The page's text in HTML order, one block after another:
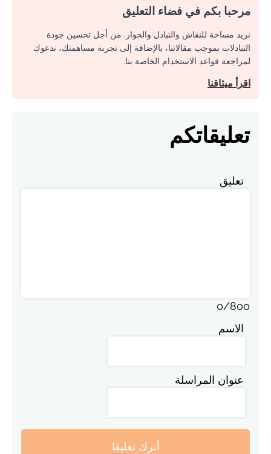
مرحبا بكم في فضاء التعليق
نريد مساحة للنقاش والتبادل والحوار. من أجل تحسين جودة
التبادلات بموجب مقالاتنا، بالإضافة إلى تجربة مساهمتك، ندعوك
لمراجعة قواعد الاستخدام الخاصة بنا.
اقرأ ميثاقنا
تعليقاتكم
تعليق
0/800
الاسم
عنوان المراسلة
أترك تعليقا